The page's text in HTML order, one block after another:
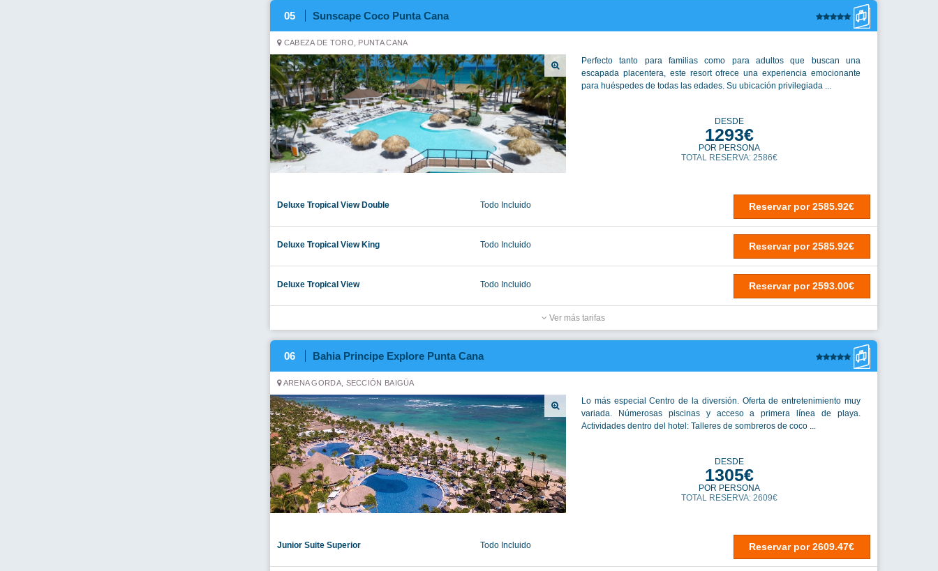
05 Sunscape Coco Punta Cana
CABEZA DE TORO, PUNTA CANA
Perfecto tanto para familias como para adultos que buscan una
escapada placentera, este resort ofrece una experiencia emocionante
para huéspedes de todas las edades. Su ubicación privilegiada ...
DESDE
1293€
POR PERSONA
TOTAL RESERVA: 2586€
Deluxe Tropical View Double Todo Incluido Reservar por 2585.92€
Deluxe Tropical View King Todo Incluido Reservar por 2585.92€
Deluxe Tropical View Todo Incluido Reservar por 2593.00€
Ver más tarifas
06 Bahia Principe Explore Punta Cana
ARENA GORDA, SECCIÓN BAIGÜA
Lo más especial Centro de la diversión. Oferta de entretenimiento muy
variada. Númerosas piscinas y acceso a primera línea de playa.
Actividades dentro del hotel: Talleres de sombreros de coco ...
DESDE
1305€
POR PERSONA
TOTAL RESERVA: 2609€
Junior Suite Superior Todo Incluido Reservar por 2609.47€